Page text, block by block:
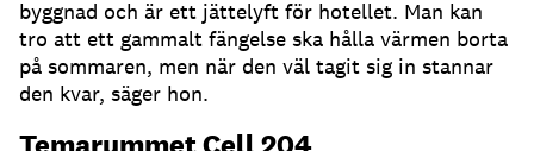
byggnad och är ett jättelyft för hotellet. Man kan
tro att ett gammalt fängelse ska hålla värmen borta
på sommaren, men när den väl tagit sig in stannar
den kvar, säger hon.